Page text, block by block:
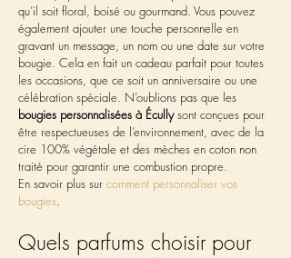
qu’il soit floral, boisé ou gourmand. Vous pouvez
également ajouter une touche personnelle en
gravant un message, un nom ou une date sur votre
bougie. Cela en fait un cadeau parfait pour toutes
les occasions, que ce soit un anniversaire ou une
célébration spéciale. N’oublions pas que les
bougies personnalisées à Écully sont conçues pour
être respectueuses de l’environnement, avec de la
cire 100% végétale et des mèches en coton non
traité pour garantir une combustion propre.
En savoir plus sur comment personnaliser vos
bougies.
Quels parfums choisir pour